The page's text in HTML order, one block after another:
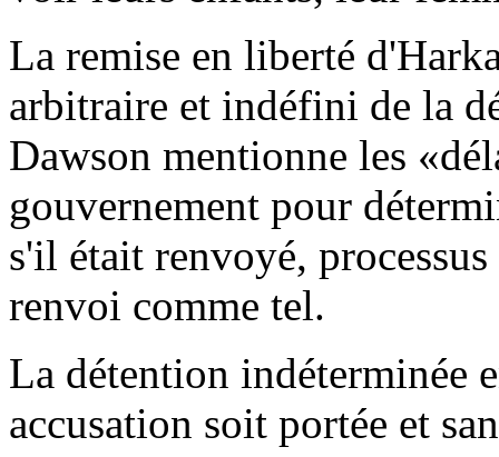
La remise en liberté
arbitraire et indéfini de la
Dawson mentionne les
gouvernement pour
s'il était renvoyé,
renvoi comme tel.
La détention indéterminée
accusation soit portée et